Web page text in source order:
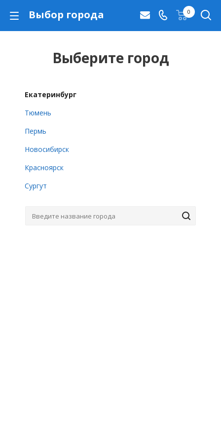
Выбор города 0
Выберите город
Екатеринбург
Тюмень
Пермь
Новосибирск
Красноярск
Сургут